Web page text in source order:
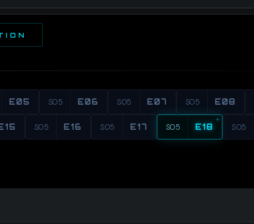
E05 S05 E06 S05 E07 S05 E08
E15 S05 E16 S05 E17 S05 E18 S05